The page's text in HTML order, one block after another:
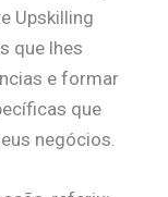
Upskilling
que lhes
e formar
que
negócios.